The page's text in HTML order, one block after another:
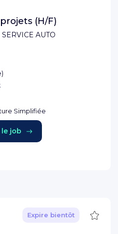
AUTO
(H/F)
)
Simplifiée
le job
Expire bientôt